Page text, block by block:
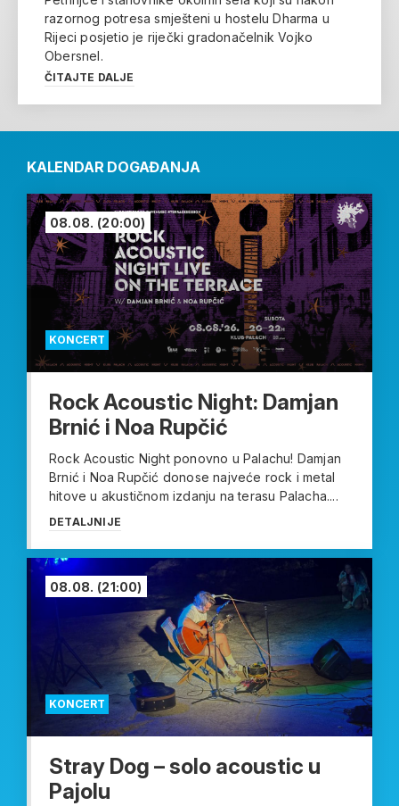
razornog potresa smješteni u hostelu Dharma u
Rijeci posjetio je riječki gradonačelnik Vojko
Obersnel.
ČITAJTE DALJE
KALENDAR DOGAĐANJA
KONCERT
08.08. (20:00)
Rock Acoustic Night: Damjan
Brnić i Noa Rupčić
Rock Acoustic Night ponovno u Palachu! Damjan
Brnić i Noa Rupčić donose najveće rock i metal
hitove u akustičnom izdanju na terasu Palacha....
DETALJNIJE
KONCERT
08.08. (21:00)
Stray Dog – solo acoustic u
Pajolu